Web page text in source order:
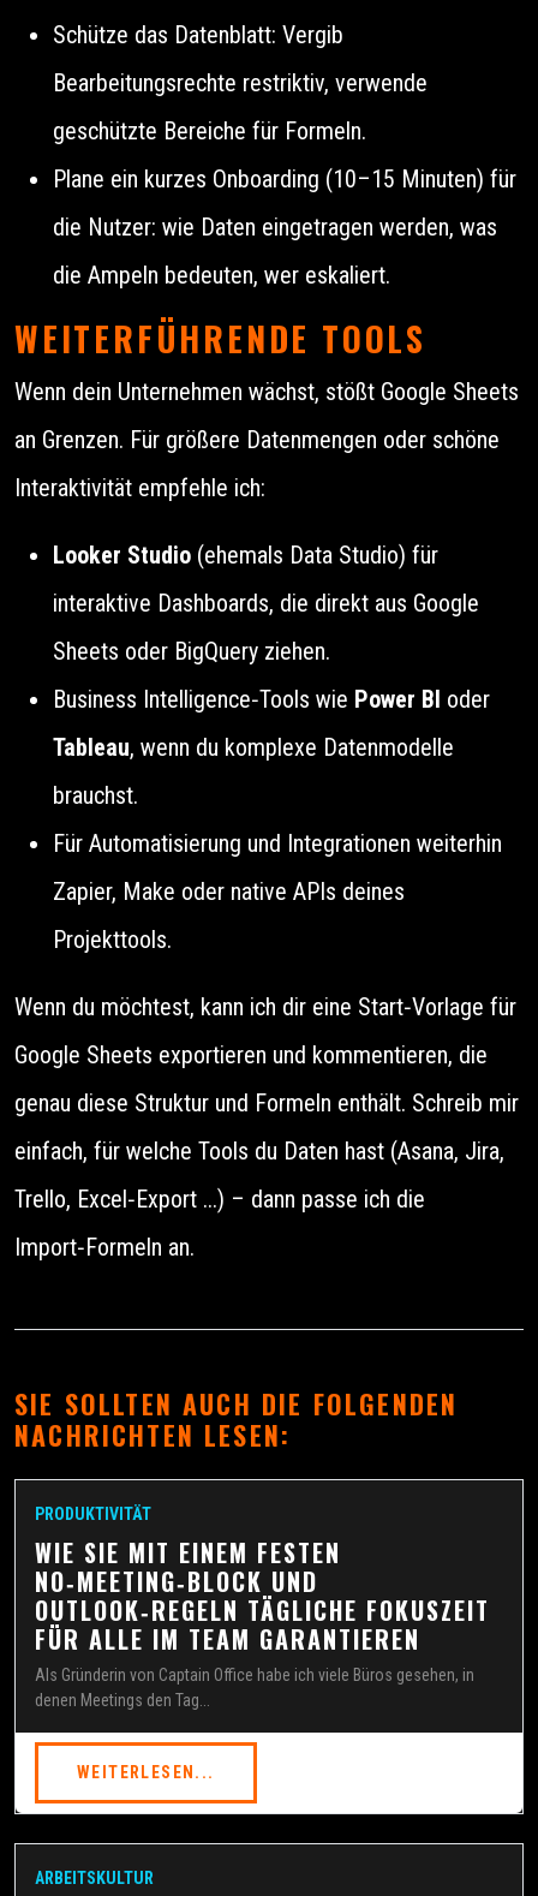
Schütze das Datenblatt: Vergib
Bearbeitungsrechte restriktiv, verwende
geschützte Bereiche für Formeln.
Plane ein kurzes Onboarding (10–15 Minuten) für
die Nutzer: wie Daten eingetragen werden, was
die Ampeln bedeuten, wer eskaliert.
WEITERFÜHRENDE TOOLS
Wenn dein Unternehmen wächst, stößt Google Sheets
an Grenzen. Für größere Datenmengen oder schöne
Interaktivität empfehle ich:
Looker Studio (ehemals Data Studio) für
interaktive Dashboards, die direkt aus Google
Sheets oder BigQuery ziehen.
Business Intelligence‑Tools wie Power BI oder
Tableau, wenn du komplexe Datenmodelle
brauchst.
Für Automatisierung und Integrationen weiterhin
Zapier, Make oder native APIs deines
Projekttools.
Wenn du möchtest, kann ich dir eine Start‑Vorlage für
Google Sheets exportieren und kommentieren, die
genau diese Struktur und Formeln enthält. Schreib mir
einfach, für welche Tools du Daten hast (Asana, Jira,
Trello, Excel‑Export ...) – dann passe ich die
Import‑Formeln an.
SIE SOLLTEN AUCH DIE FOLGENDEN
NACHRICHTEN LESEN:
PRODUKTIVITÄT
WIE SIE MIT EINEM FESTEN
NO‑MEETING‑BLOCK UND
OUTLOOK‑REGELN TÄGLICHE FOKUSZEIT
FÜR ALLE IM TEAM GARANTIEREN
Als Gründerin von Captain Office habe ich viele Büros gesehen, in
denen Meetings den Tag...
WEITERLESEN...
ARBEITSKULTUR